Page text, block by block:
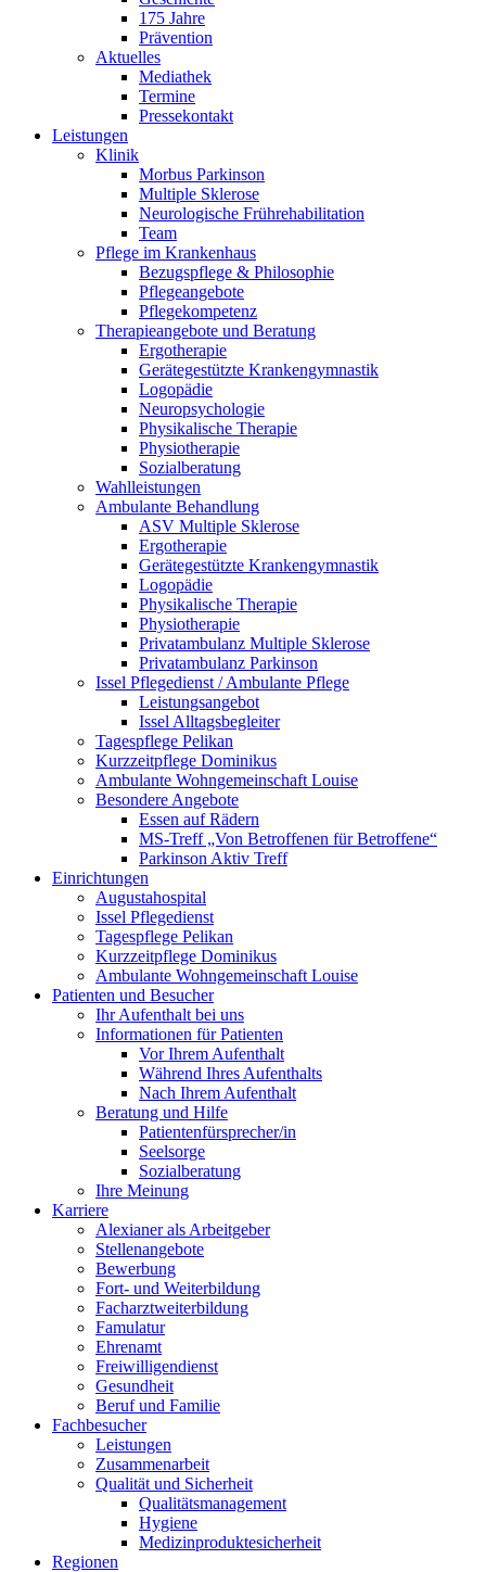
175 Jahre
Prävention
Aktuelles
Mediathek
Termine
Pressekontakt
Leistungen
Klinik
Morbus Parkinson
Multiple Sklerose
Neurologische Frührehabilitation
Team
Pflege im Krankenhaus
Bezugspflege & Philosophie
Pflegeangebote
Pflegekompetenz
Therapieangebote und Beratung
Ergotherapie
Gerätegestützte Krankengymnastik
Logopädie
Neuropsychologie
Physikalische Therapie
Physiotherapie
Sozialberatung
Wahlleistungen
Ambulante Behandlung
ASV Multiple Sklerose
Ergotherapie
Gerätegestützte Krankengymnastik
Logopädie
Physikalische Therapie
Physiotherapie
Privatambulanz Multiple Sklerose
Privatambulanz Parkinson
Issel Pflegedienst / Ambulante Pflege
Leistungsangebot
Issel Alltagsbegleiter
Tagespflege Pelikan
Kurzzeitpflege Dominikus
Ambulante Wohngemeinschaft Louise
Besondere Angebote
Essen auf Rädern
MS-Treff „Von Betroffenen für Betroffene“
Parkinson Aktiv Treff
Einrichtungen
Augustahospital
Issel Pflegedienst
Tagespflege Pelikan
Kurzzeitpflege Dominikus
Ambulante Wohngemeinschaft Louise
Patienten und Besucher
Ihr Aufenthalt bei uns
Informationen für Patienten
Vor Ihrem Aufenthalt
Während Ihres Aufenthalts
Nach Ihrem Aufenthalt
Beratung und Hilfe
Patientenfürsprecher/in
Seelsorge
Sozialberatung
Ihre Meinung
Karriere
Alexianer als Arbeitgeber
Stellenangebote
Bewerbung
Fort- und Weiterbildung
Facharztweiterbildung
Famulatur
Ehrenamt
Freiwilligendienst
Gesundheit
Beruf und Familie
Fachbesucher
Leistungen
Zusammenarbeit
Qualität und Sicherheit
Qualitätsmanagement
Hygiene
Medizinproduktesicherheit
Regionen